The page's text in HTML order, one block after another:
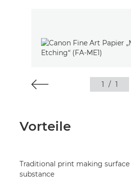
1 / 1
Vorteile
Traditional print making
substance